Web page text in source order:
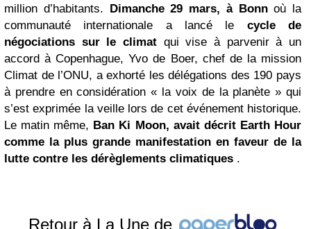
million d’habitants. Dimanche 29 mars, à Bonnoù la
communauté internationale a lancé le cycle de
négociations sur le climat qui vise à parvenir à un
accord à Copenhague, Yvo de Boer, chef de la mission
Climat de l’ONU, a exhorté les délégations des 190 pays
à prendre en considération « la voix de la planète » qui
s’est exprimée la veille lors de cet événement historique.
Le matin même, Ban Ki Moon, avait décrit Earth Hour
comme la plus grande manifestation en faveur de la
lutte contre les dérèglements climatiques .
Retour à La Une de